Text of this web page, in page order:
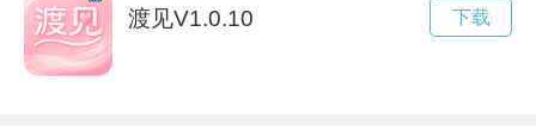
渡见V1.0.10 下载